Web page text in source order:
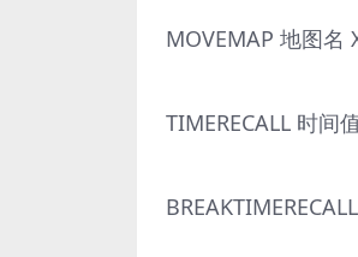
MOVEMAP 地图名
TIMERECALL 时间